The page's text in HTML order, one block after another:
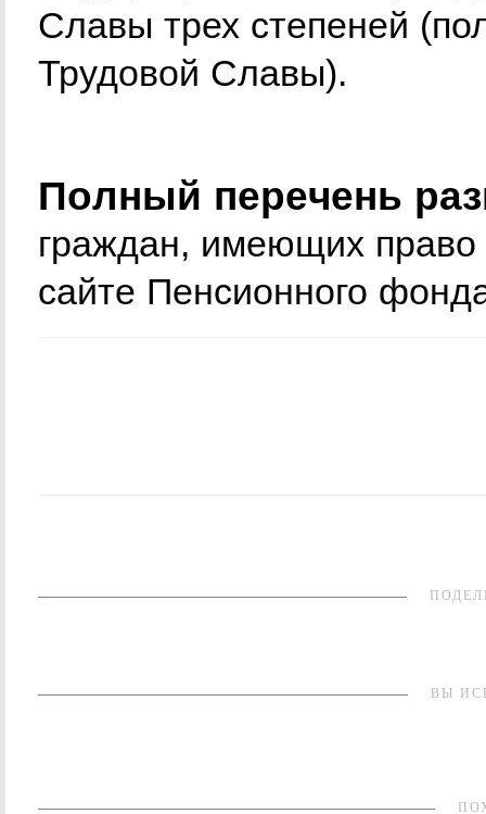
Славы трех степеней
Трудовой Славы).
Полный перечень
граждан, имеющих
сайте Пенсионного
ВЫ